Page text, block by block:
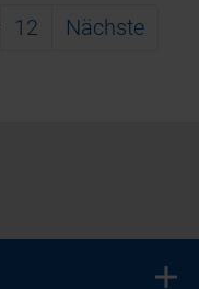
12 Nächste